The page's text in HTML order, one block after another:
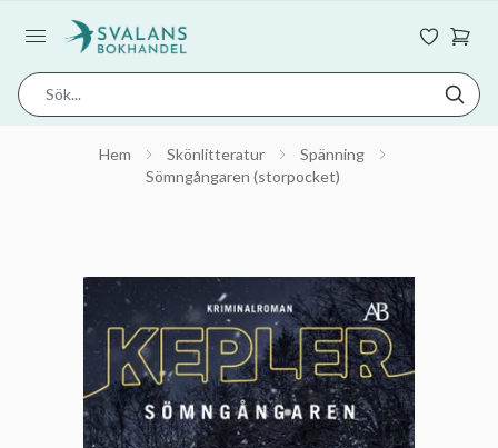
Hem Skönlitteratur
Spänning
Sömngångaren (storpocket)